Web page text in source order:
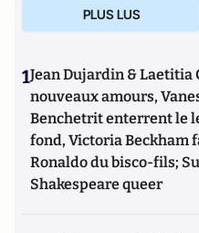
PLUS LUS
1Jean Dujardin & Laetitia
nouveaux amours,
Benchetrit enterrent le
fond, Victoria Beckham
Ronaldo du bisco-fils;
Shakespeare queer